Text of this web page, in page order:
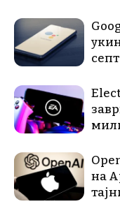
на